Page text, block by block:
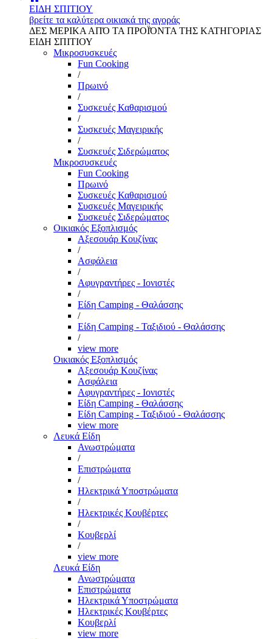
ΕΙΔΗ ΣΠΙΤΙΟΥ
βρείτε τα καλύτερα οικιακά της αγοράς
ΔΕΣ ΜΕΡΙΚΑ ΑΠΌ ΤΑ ΠΡΟΪΌΝΤΑ ΤΗΣ ΚΑΤΗΓΟΡΙΑΣ
ΕΙΔΗ ΣΠΙΤΙΟΥ
Μικροσυσκευές
Fun Cooking
/
Πρωινό
/
Συσκευές Καθαρισμού
/
Συσκευές Μαγειρικής
/
Συσκευές Σιδερώματος
Μικροσυσκευές
Fun Cooking
Πρωινό
Συσκευές Καθαρισμού
Συσκευές Μαγειρικής
Συσκευές Σιδερώματος
Οικιακός Εξοπλισμός
Αξεσουάρ Κουζίνας
/
Ασφάλεια
/
Αφυγραντήρες - Ιονιστές
/
Είδη Camping - Θαλάσσης
/
Είδη Camping - Ταξιδιού - Θαλάσσης
/
view more
Οικιακός Εξοπλισμός
Αξεσουάρ Κουζίνας
Ασφάλεια
Αφυγραντήρες - Ιονιστές
Είδη Camping - Θαλάσσης
Είδη Camping - Ταξιδιού - Θαλάσσης
view more
Λευκά Είδη
Ανωστρώματα
/
Επιστρώματα
/
Ηλεκτρικά Υποστρώματα
/
Ηλεκτρικές Κουβέρτες
/
Κουβερλί
/
view more
Λευκά Είδη
Ανωστρώματα
Επιστρώματα
Ηλεκτρικά Υποστρώματα
Ηλεκτρικές Κουβέρτες
Κουβερλί
view more